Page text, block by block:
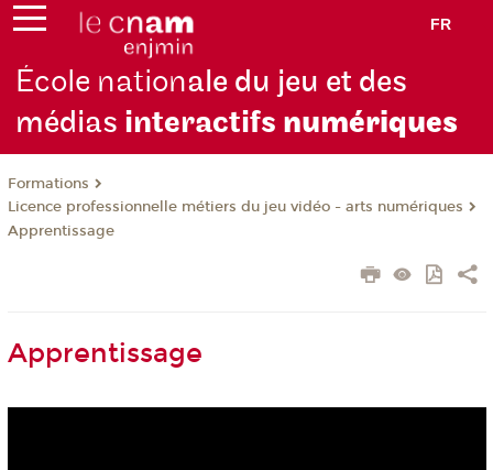
FR
École nationale du jeu et des
médias interactifs numériques
Formations
Licence professionnelle métiers du jeu vidéo - arts numériques
Apprentissage
Apprentissage